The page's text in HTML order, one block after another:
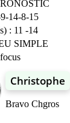
14-8-15
: 11 -14
SIMPLE
Christophe
Bravo Chgros